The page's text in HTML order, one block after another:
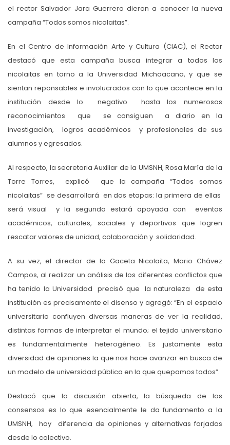
el rector Salvador Jara Guerrero dieron a conocer la nueva
campaña “Todos somos nicolaitas”.
En el Centro de Información Arte y Cultura (CIAC), el Rector
destacó que esta campaña busca integrar a todos los
nicolaitas en torno a la Universidad Michoacana, y que se
sientan reponsables e involucrados con lo que acontece en la
institución desde lo negativo hasta los numerosos
reconocimientos que se consiguen a diario en la
investigación, logros académicos y profesionales de sus
alumnos y egresados.
Al respecto, la secretaria Auxiliar de la UMSNH, Rosa María de la
Torre Torres, explicó que la campaña “Todos somos
nicolaitas” se desarrollará en dos etapas: la primera de ellas
será visual y la segunda estará apoyada con eventos
académicos, culturales, sociales y deportivos que logren
rescatar valores de unidad, colaboración y solidaridad.
A su vez, el director de la Gaceta Nicolaita, Mario Chávez
Campos, al realizar un análisis de los diferentes conflictos que
ha tenido la Universidad precisó que la naturaleza de esta
institución es precisamente el disenso y agregó: “En el espacio
universitario confluyen diversas maneras de ver la realidad,
distintas formas de interpretar el mundo; el tejido universitario
es fundamentalmente heterogéneo. Es justamente esta
diversidad de opiniones la que nos hace avanzar en busca de
un modelo de universidad pública en la que quepamos todos”.
Destacó que la discusión abierta, la búsqueda de los
consensos es lo que esencialmente le da fundamento a la
UMSNH, hay diferencia de opiniones y alternativas forjadas
desde lo colectivo.